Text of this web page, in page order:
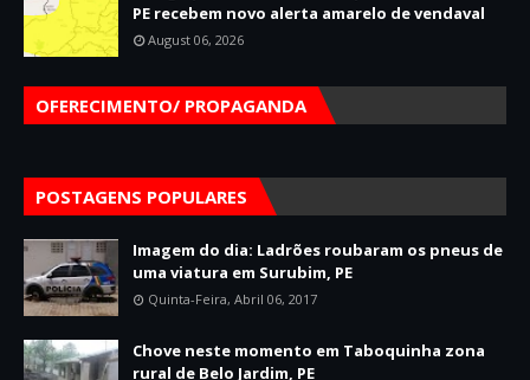
PE recebem novo alerta amarelo de vendaval
August 06, 2026
OFERECIMENTO/ PROPAGANDA
POSTAGENS POPULARES
Imagem do dia: Ladrões roubaram os pneus de
uma viatura em Surubim, PE
Quinta-Feira, Abril 06, 2017
Chove neste momento em Taboquinha zona
rural de Belo Jardim, PE